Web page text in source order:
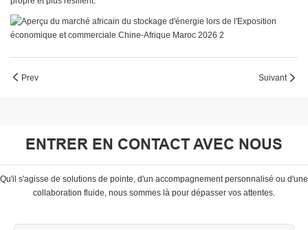
Prev Suivant
ENTRER EN CONTACT AVEC NOUS
Qu'il s'agisse de solutions de pointe, d'un accompagnement personnalisé ou d'une
collaboration fluide, nous sommes là pour dépasser vos attentes.